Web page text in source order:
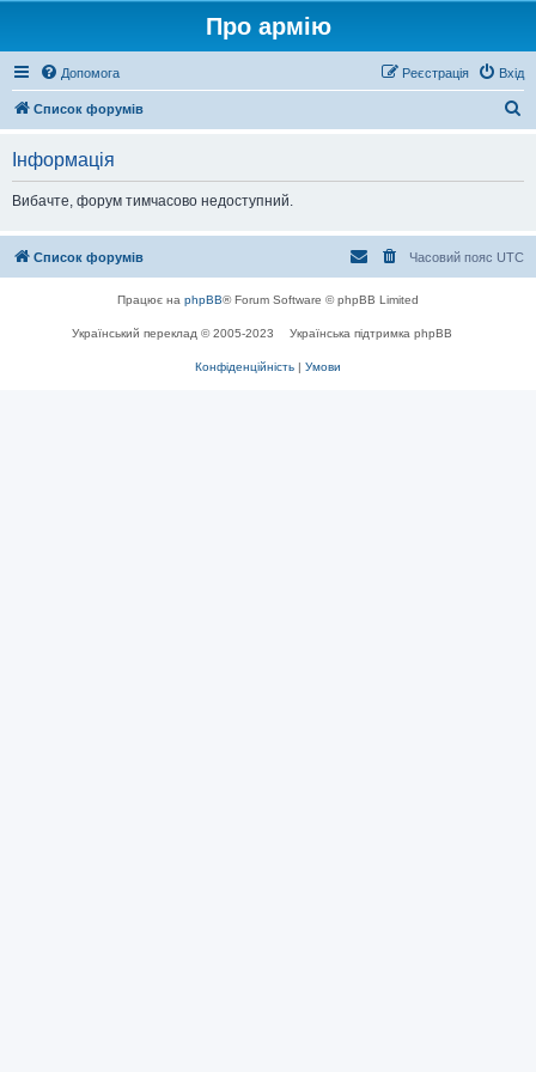
Про армію
Допомога Вхід
Реєстрація
Список форумів
Інформація
Вибачте, форум тимчасово недоступний.
Список форумів Часовий пояс UTC
Працює на phpBB® Forum Software © phpBB Limited
Український переклад © 2005-2023 Українська підтримка phpBB
Конфіденційність | Умови